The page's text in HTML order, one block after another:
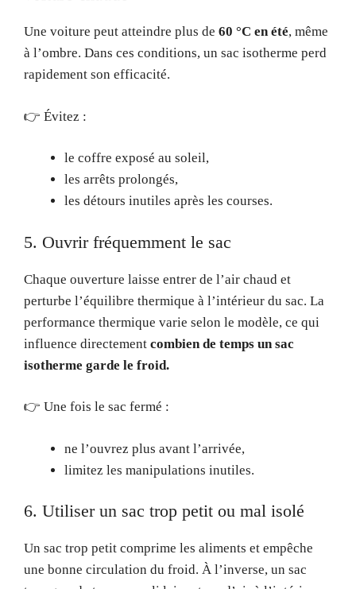
Une voiture peut atteindre plus de 60 °C en été, même
à l’ombre. Dans ces conditions, un sac isotherme perd
rapidement son efficacité.
👉 Évitez :
le coffre exposé au soleil,
les arrêts prolongés,
les détours inutiles après les courses.
5. Ouvrir fréquemment le sac
Chaque ouverture laisse entrer de l’air chaud et
perturbe l’équilibre thermique à l’intérieur du sac. La
performance thermique varie selon le modèle, ce qui
influence directement combien de temps un sac
isotherme garde le froid.
👉 Une fois le sac fermé :
ne l’ouvrez plus avant l’arrivée,
limitez les manipulations inutiles.
6. Utiliser un sac trop petit ou mal isolé
Un sac trop petit comprime les aliments et empêche
une bonne circulation du froid. À l’inverse, un sac